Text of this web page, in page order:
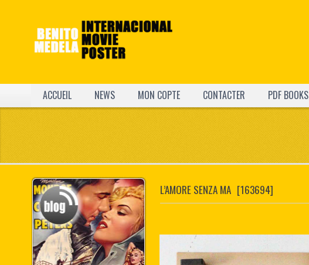
ACCUEIL NEWS MON COPTE CONTACTER PDF BOOKS
L’AMORE SENZA MA [163694]